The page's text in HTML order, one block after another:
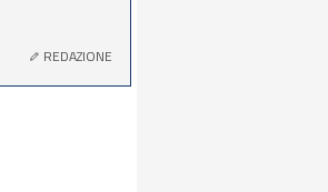
REDAZIONE